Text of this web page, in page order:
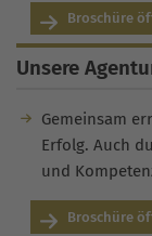
Broschüre
Unsere
Gemeinsam
Erfolg. Auch
und
Broschüre